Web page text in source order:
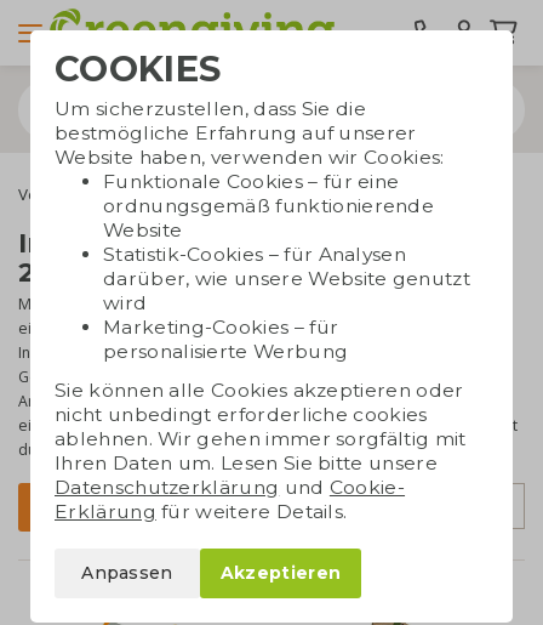
Verschenkmomente Tag der Pflege
Internationaler Tag der Pflege
2026
Möchten Sie Ihrem medizinischen Personal danken? Der 12. Mai ist
ein perfekter Zeitpunkt dafür. Am Dienstag, den 12. Mai 2026 ist
Internationaler Tag der Pflege. An diesem Tag werden alle
Gesundheitsdienstleister und Mitarbeiter für ihre enormen
Anstrengungen ins Rampenlicht gerückt. Gerade in dieser Zeit ist
eine helfende Hand für unsere Gesundheitshelden angebracht. Bist
du dabei?
Filter Sortierung
COOKIES
Um sicherzustellen, dass Sie die
bestmögliche Erfahrung auf unserer
Website haben, verwenden wir Cookies:
Funktionale Cookies – für eine
ordnungsgemäß funktionierende
Website
Statistik-Cookies – für Analysen
darüber, wie unsere Website genutzt
wird
Marketing-Cookies – für
personalisierte Werbung
Sie können alle Cookies akzeptieren oder
nicht unbedingt erforderliche cookies
ablehnen. Wir gehen immer sorgfältig mit
Ihren Daten um. Lesen Sie bitte unsere
Datenschutzerklärung und Cookie-
Erklärung für weitere Details.
Anpassen Akzeptieren